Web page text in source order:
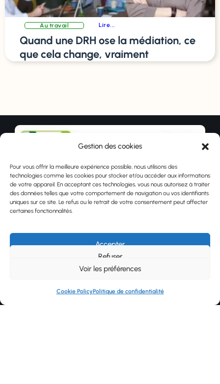
Gestion des cookies
Pour vous offrir la meilleure expérience possible, nous utilisons des
technologies comme les cookies pour stocker et/ou accéder aux informations
de votre appareil. En acceptant ces technologies, vous nous autorisez à traiter
des données telles que votre comportement de navigation ou vos identifiants
uniques sur ce site. Le refus ou le retrait de votre consentement peut affecter
certaines fonctionnalités.
Accepter
Refuser
Voir les préférences
Cookie PolicyPolitique de confidentialité
Au travail Lire...
Quand une DRH ose la médiation, ce
que cela change, vraiment
Contact
Plan du site
Info Cookies
Recevez notre newsletter